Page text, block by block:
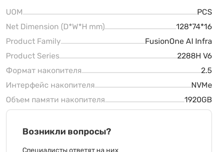
UOM
PCS
Net Dimension (D*W*H mm)
128*74*16
Product Family
FusionOne AI Infra
Product Series
2288H V6
Формат накопителя
2.5
Интерфейс накопителя
NVMe
Объем памяти накопителя
1920GB
Возникли вопросы?